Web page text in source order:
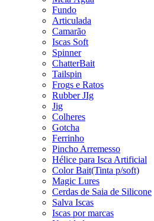
Fundo
Articulada
Camarão
Iscas Soft
Spinner
ChatterBait
Tailspin
Frogs e Ratos
Rubber JIg
Jig
Colheres
Gotcha
Ferrinho
Pincho Arremesso
Hélice para Isca Artificial
Color Bait(Tinta p/soft)
Magic Lures
Cerdas de Saia de Silicone
Salva Iscas
Iscas por marcas